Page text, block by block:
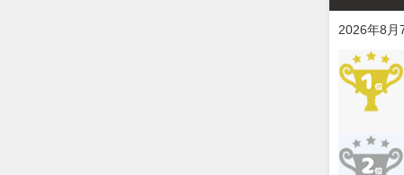
2026年8月